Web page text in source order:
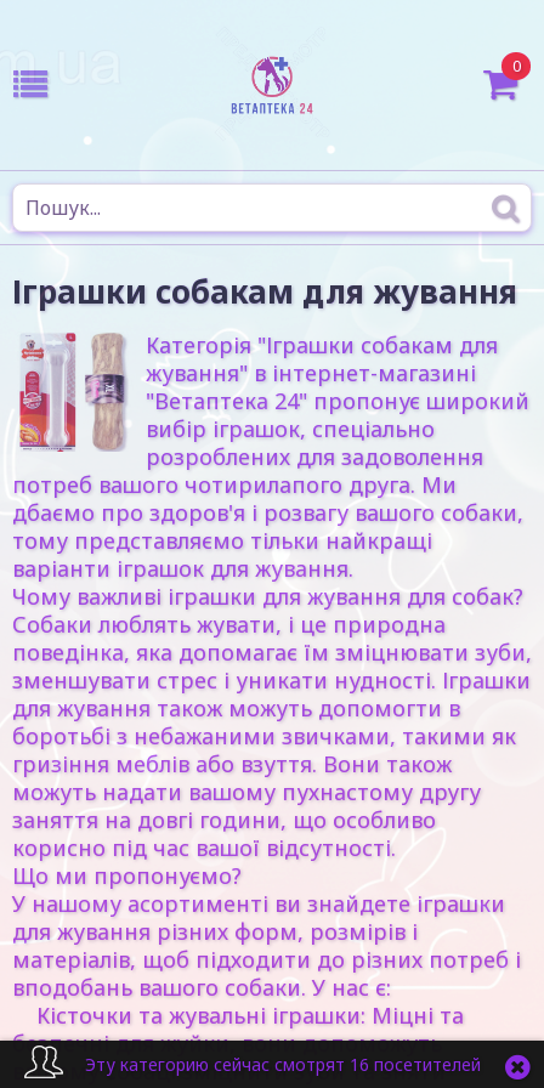
0
Іграшки собакам для жування
Категорія "Іграшки собакам для
жування" в інтернет-магазині
"Ветаптека 24" пропонує широкий
вибір іграшок, спеціально
розроблених для задоволення
потреб вашого чотирилапого друга. Ми
дбаємо про здоров'я і розвагу вашого собаки,
тому представляємо тільки найкращі
варіанти іграшок для жування.
Чому важливі іграшки для жування для собак?
Собаки люблять жувати, і це природна
поведінка, яка допомагає їм зміцнювати зуби,
зменшувати стрес і уникати нудності. Іграшки
для жування також можуть допомогти в
боротьбі з небажаними звичками, такими як
гризіння меблів або взуття. Вони також
можуть надати вашому пухнастому другу
заняття на довгі години, що особливо
корисно під час вашої відсутності.
Що ми пропонуємо?
У нашому асортименті ви знайдете іграшки
для жування різних форм, розмірів і
матеріалів, щоб підходити до різних потреб і
вподобань вашого собаки. У нас є:
Кісточки та жувальні іграшки: Міцні та
безпечні для жуйки, вони допоможуть
вашому собаці зміцнити зуби та зняти
Эту категорию сейчас смотрят 16 посетителей